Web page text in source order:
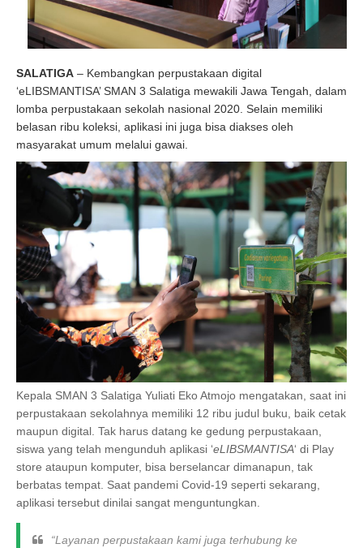
SALATIGA – Kembangkan perpustakaan digital
‘eLIBSMANTISA’ SMAN 3 Salatiga mewakili Jawa Tengah, dalam
lomba perpustakaan sekolah nasional 2020. Selain memiliki
belasan ribu koleksi, aplikasi ini juga bisa diakses oleh
masyarakat umum melalui gawai.
Kepala SMAN 3 Salatiga Yuliati Eko Atmojo mengatakan, saat ini
perpustakaan sekolahnya memiliki 12 ribu judul buku, baik cetak
maupun digital. Tak harus datang ke gedung perpustakaan,
siswa yang telah mengunduh aplikasi ‘eLIBSMANTISA‘ di Play
store ataupun komputer, bisa berselancar dimanapun, tak
berbatas tempat. Saat pandemi Covid-19 seperti sekarang,
aplikasi tersebut dinilai sangat menguntungkan.
“Layanan perpustakaan kami juga terhubung ke